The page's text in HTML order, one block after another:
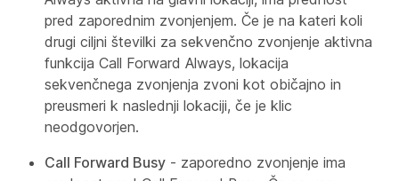
pred zaporednim zvonjenjem. Če je na kateri koli
drugi ciljni številki za sekvenčno zvonjenje aktivna
funkcija Call Forward Always, lokacija
sekvenčnega zvonjenja zvoni kot običajno in
preusmeri k naslednji lokaciji, če je klic
neodgovorjen.
Call Forward Busy - zaporedno zvonjenje ima